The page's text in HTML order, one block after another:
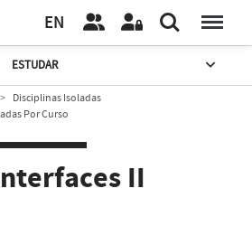
EN
ESTUDAR
Disciplinas Isoladas
Por Curso
II